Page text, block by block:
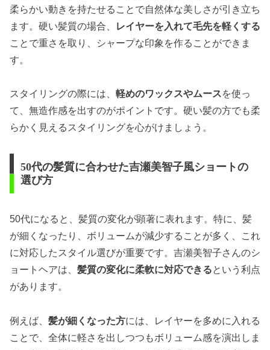
柔らかい動きを持たせることで自然体な美しさが引き立ち
ます。硬い髪質の場合、
レイヤーを入れて毛先を軽くする
ことで重さを取り、シャープな印象を作ることができま
す。
スタイリングの際には、 軽めのワックスやムースを使っ
て、無造作感を出すのがポイントです。硬い髪の方でも柔
らかく見えるスタイリングを心がけましょう。
50代の髪質に合わせた吉瀬美智子風ショートの
選び方
50代になると、髪質の変化が顕著に表れます。特に、髪
が細くなったり、ボリュームが減少することが多く、これ
に対応したスタイル選びが重要です。吉瀬美智子さんのシ
ョートヘアは、 髪質の変化に柔軟に対応できるという利点
があります。
例えば、 髪が細くなった方には、レイヤーを多めに入れる
ことで、全体に軽さを出しつつもボリューム感を演出しま